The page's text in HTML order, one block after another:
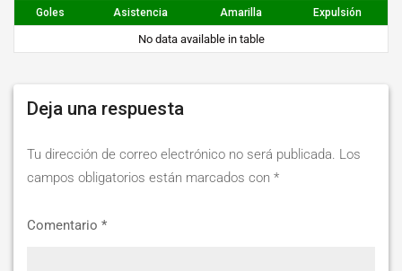
STEIBI
https://steibi.org.py/wp-
2.png
Goles Asistencia Amarilla Expulsión
No data available in table
Deja una respuesta
Tu dirección de correo electrónico no será publicada. Los
campos obligatorios están marcados con *
Comentario *